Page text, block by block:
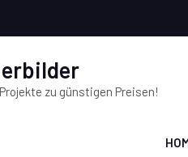
zu günstigen Preisen!